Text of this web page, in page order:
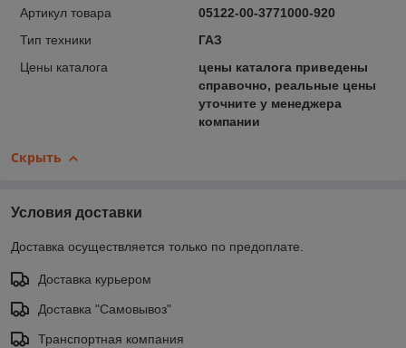
Артикул товара
05122-00-3771000-920
Тип техники
ГАЗ
Цены каталога
цены каталога приведены
справочно, реальные цены
уточните у менеджера
компании
Скрыть
Условия доставки
Доставка осуществляется только по предоплате.
Доставка курьером
Доставка "Самовывоз"
Транспортная компания